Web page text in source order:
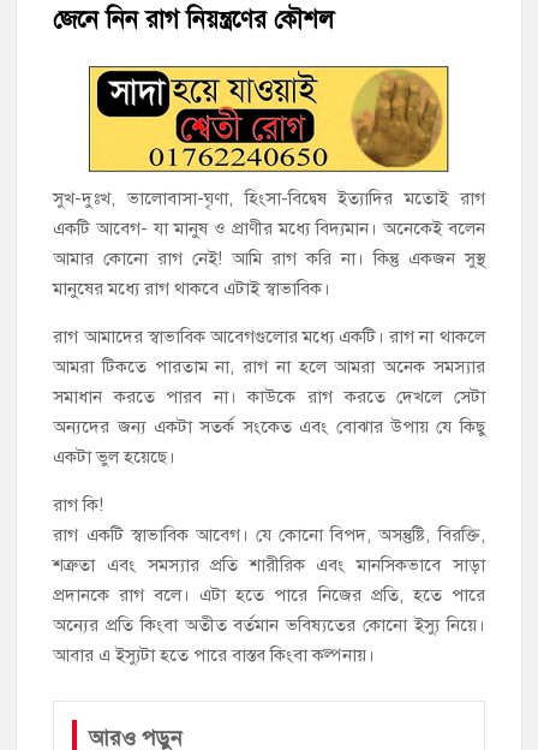
মতলব উত্তরে সোনালী লাইফ ইন্সুইরেন্স কোম্পানী লিমিটেডের মরণোত্তর
হাজীগঞ্জ ডিগ্রি কলেজ গভীর শ্রদ্ধার সঙ্গে জুলাই গণঅভ্যুত্থানের সকল
হাজীগঞ্জের যুবধারা সমবায় ক্ষুদ্রঋণ পুনরায় চালু করে মানুষের আমানতের
টাকা পরিশোধ করা হবে
হাজীগঞ্জের বাকিলা উবির অভিভাবক সদস্য হোসেন মোল্লা লিটন সম্মাননা
পেলেন
গণঅভ্যুত্থান দিবসে ফরিদগঞ্জ মাদ্রাসা মাঠে বিএনপির গণসমাবেশ
হাজীগঞ্জের ২নং দক্ষিণ পশ্চিম রাজারগাঁও সপ্রাবিতে মা সমাবেশ ও
পরিচিতি সভা
চাঁদপুর জেলা জিয়া সাইবার ফোর্সের সভাপতি হাজীগঞ্জের কৃতী সন্তান
এসএম সবুজ হোসেন
জেনে নিন রাগ নিয়ন্ত্রণের কৌশল
সুখ-দুঃখ, ভালোবাসা-ঘৃণা, হিংসা-বিদ্বেষ ইত্যাদির মতোই রাগ
একটি আবেগ- যা মানুষ ও প্রাণীর মধ্যে বিদ্যমান। অনেকেই বলেন
আমার কোনো রাগ নেই! আমি রাগ করি না। কিন্তু একজন সুস্থ
মানুষের মধ্যে রাগ থাকবে এটাই স্বাভাবিক।
রাগ আমাদের স্বাভাবিক আবেগগুলোর মধ্যে একটি। রাগ না থাকলে
আমরা টিকতে পারতাম না, রাগ না হলে আমরা অনেক সমস্যার
সমাধান করতে পারব না। কাউকে রাগ করতে দেখলে সেটা
অন্যদের জন্য একটা সতর্ক সংকেত এবং বোঝার উপায় যে কিছু
একটা ভুল হয়েছে।
রাগ কি!
রাগ একটি স্বাভাবিক আবেগ। যে কোনো বিপদ, অসন্তুষ্টি, বিরক্তি,
শত্রুতা এবং সমস্যার প্রতি শারীরিক এবং মানসিকভাবে সাড়া
প্রদানকে রাগ বলে। এটা হতে পারে নিজের প্রতি, হতে পারে
অন্যের প্রতি কিংবা অতীত বর্তমান ভবিষ্যতের কোনো ইস্যু নিয়ে।
আবার এ ইস্যুটা হতে পারে বাস্তব কিংবা কল্পনায়।
আরও পড়ুন